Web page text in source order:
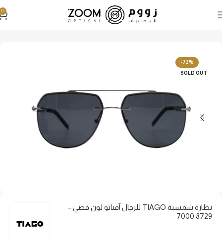
0
-72%
SOLD OUT
نظارة شمسية TIAGO للرجال آفياتو لون فضي –
8729 7000